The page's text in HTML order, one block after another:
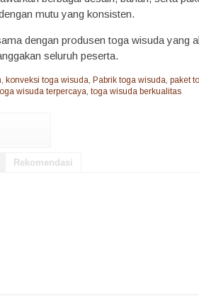
mutu yang konsisten.
dengan produsen toga wisuda yang
seluruh peserta.
, konveksi toga wisuda, Pabrik toga wisuda,paket
wisuda terpercaya,toga wisuda berkualitas
Rekomendasi